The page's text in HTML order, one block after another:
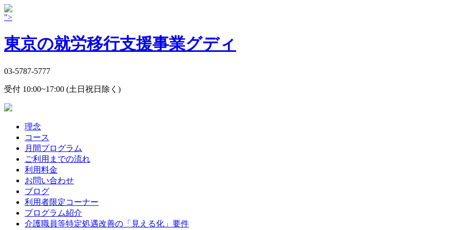
">
東京の就労移行支援事業グディ
03-5787-5777
受付 10:00~17:00 (土日祝日除く)
理念
コース
月間プログラム
ご利用までの流れ
利用料金
お問い合わせ
ブログ
利用者限定コーナー
プログラム紹介
介護職員等特定処遇改善の「見える化」要件